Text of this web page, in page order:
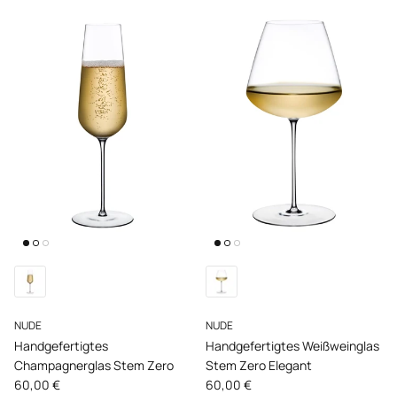
NUDE
Handgefertigtes
Champagnerglas Stem Zero
Normaler Preis
60,00 €
NUDE
Handgefertigtes Weißweinglas
Stem Zero Elegant
Normaler Preis
60,00 €